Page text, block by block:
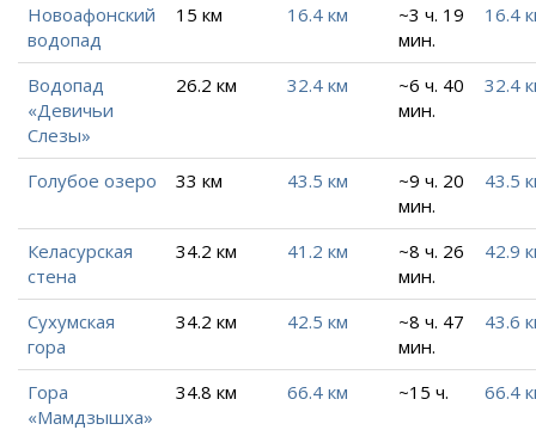
Новоафонский
водопад
15 км 16.4 км
~3 ч. 19
мин.
16.4
Водопад
«Девичьи
Слезы»
26.2 км 32.4 км
~6 ч. 40
мин.
32.4
Голубое озеро 33 км 43.5 км
~9 ч. 20
мин.
43.5
Келасурская
стена
34.2 км 41.2 км
~8 ч. 26
мин.
42.9
Сухумская
гора
34.2 км 42.5 км
~8 ч. 47
мин.
43.6
Гора
«Мамдзышха»
34.8 км 66.4 км ~15 ч. 66.4